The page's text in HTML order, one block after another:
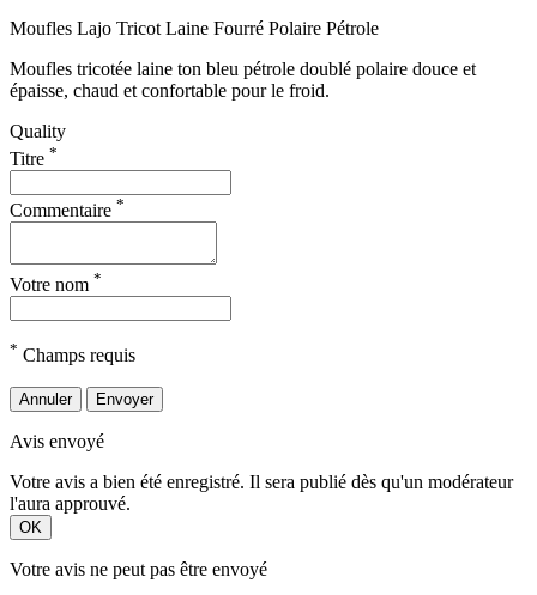
Moufles Lajo Tricot Laine Fourré Polaire Pétrole
Moufles tricotée laine ton bleu pétrole doublé polaire douce et
épaisse, chaud et confortable pour le froid.
Quality
Titre *
Commentaire *
Votre nom *
* Champs requis
Annuler Envoyer
Avis envoyé
Votre avis a bien été enregistré. Il sera publié dès qu'un modérateur
l'aura approuvé.
OK
Votre avis ne peut pas être envoyé